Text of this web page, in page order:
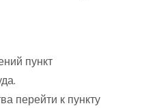
пункт
перейти к пункту